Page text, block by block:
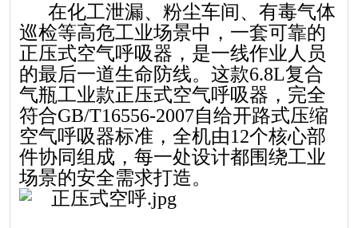
在化工泄漏、粉尘车间、有毒气体
巡检等高危工业场景中，一套可靠的
正压式空气呼吸器，是一线作业人员
的最后一道生命防线。这款6.8L复合
气瓶工业款正压式空气呼吸器，完全
符合GB/T16556-2007自给开路式压缩
空气呼吸器标准，全机由12个核心部
件协同组成，每一处设计都围绕工业
场景的安全需求打造。